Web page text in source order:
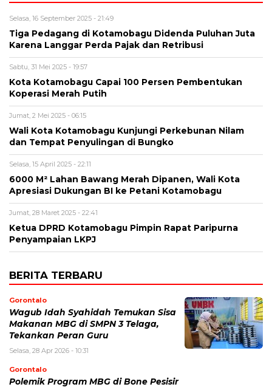
Selasa, 16 September 2025 - 21:49
Tiga Pedagang di Kotamobagu Didenda Puluhan Juta
Karena Langgar Perda Pajak dan Retribusi
Sabtu, 31 Mei 2025 - 19:57
Kota Kotamobagu Capai 100 Persen Pembentukan
Koperasi Merah Putih
Jumat, 2 Mei 2025 - 06:15
Wali Kota Kotamobagu Kunjungi Perkebunan Nilam
dan Tempat Penyulingan di Bungko
Selasa, 15 April 2025 - 22:11
6000 M² Lahan Bawang Merah Dipanen, Wali Kota
Apresiasi Dukungan BI ke Petani Kotamobagu
Jumat, 28 Maret 2025 - 22:41
Ketua DPRD Kotamobagu Pimpin Rapat Paripurna
Penyampaian LKPJ
BERITA TERBARU
Gorontalo
Wagub Idah Syahidah Temukan Sisa
Makanan MBG di SMPN 3 Telaga,
Tekankan Peran Guru
Selasa, 28 Apr 2026 - 10:31
Gorontalo
Polemik Program MBG di Bone Pesisir